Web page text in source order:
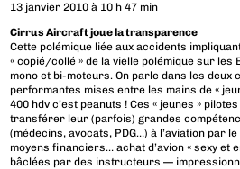
13 janvier 2010 à 10 h 47 min
Cirrus Aircraft joue la transparence
Cette polémique liée aux accidents
« copié/collé » de la vielle polémique sur les
mono et bi-moteurs. On parle dans les deux
performantes mises entre les mains de «
400 hdv c’est peanuts ! Ces « jeunes »
transférer leur (parfois) grandes
(médecins, avocats, PDG…) à l’aviation par
moyens financiers… achat d’avion « sexy et
bâclées par des instructeurs —